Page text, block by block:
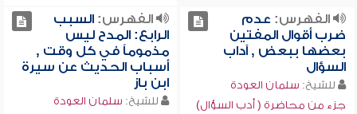
الفهرس: عدم
ضرب أقوال المفتين
بعضها ببعض , آداب
السؤال
للشيخ: سلمان العودة
جزء من محاضرة ( أدب السؤال)
الفهرس:السبب
الرابع: المدح ليس
مذموماً في كل وقت ,
أسباب الحديث عن سيرة
ابن باز
للشيخ: سلمان العودة